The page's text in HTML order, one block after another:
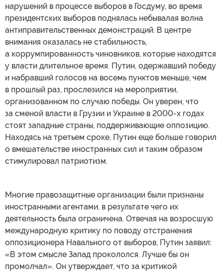
нарушений в процессе выборов в Госдуму, во время
президентских выборов поднялась небывалая волна
антиправительственных демонстраций. В центре
внимания оказалась не стабильность,
а коррумпированность чиновников, которые находятся
у власти длительное время. Путин, одержавший победу
и набравший голосов на восемь пунктов меньше, чем
в прошлый раз, прослезился на мероприятии,
организованном по случаю победы. Он уверен, что
за сменой власти в Грузии и Украине в 2000-х годах
стоят западные страны, поддерживающие оппозицию.
Находясь на третьем сроке, Путин еще больше говорил
о вмешательстве иностранных сил и таким образом
стимулировал патриотизм.
Многие правозащитные организации были признаны
иностранными агентами, в результате чего их
деятельность была ограничена. Отвечая на возросшую
международную критику по поводу отстранения
оппозиционера Навального от выборов, Путин заявил:
«В этом смысле Запад прокололся. Лучше бы он
промолчал». Он утверждает, что за критикой